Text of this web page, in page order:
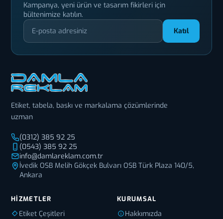
Kampanya, yeni ürün ve tasarım fikirleri için
bültenimize katılın.
Katıl
Etiket, tabela, baskı ve markalama çözümlerinde
uzman
(0312) 385 92 25
(0543) 385 92 25
info@damlareklam.com.tr
İvedik OSB Melih Gökçek Bulvarı OSB Türk Plaza 140/5,
Ankara
HIZMETLER
Etiket Çeşitleri
KURUMSAL
Hakkımızda